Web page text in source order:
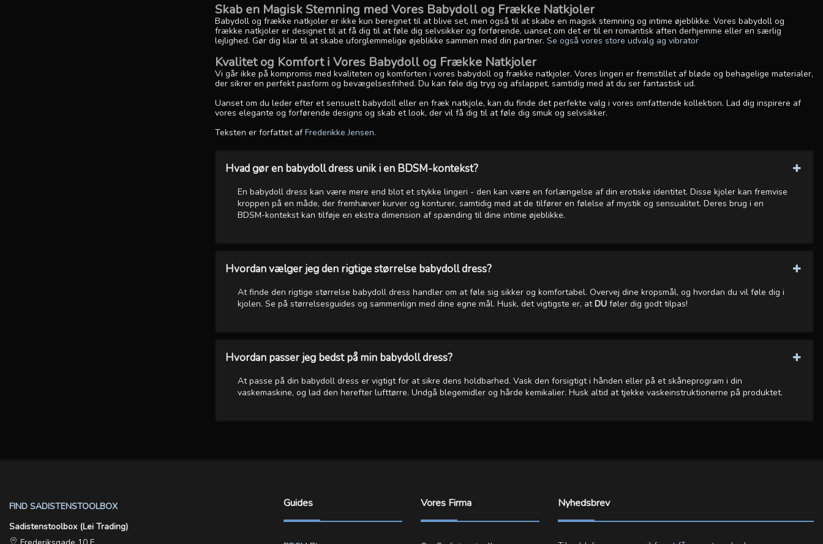
Skab en Magisk Stemning med Vores Babydoll og Frække Natkjoler
Babydoll og frække natkjoler er ikke kun beregnet til at blive set, men også til at skabe en magisk stemning og intime øjeblikke. Vores babydoll og
frække natkjoler er designet til at få dig til at føle dig selvsikker og forførende, uanset om det er til en romantisk aften derhjemme eller en særlig
lejlighed. Gør dig klar til at skabe uforglemmelige øjeblikke sammen med din partner. Se også vores store udvalg ag vibrator
Kvalitet og Komfort i Vores Babydoll og Frække Natkjoler
Vi går ikke på kompromis med kvaliteten og komforten i vores babydoll og frække natkjoler. Vores lingeri er fremstillet af bløde og behagelige materialer,
der sikrer en perfekt pasform og bevægelsesfrihed. Du kan føle dig tryg og afslappet, samtidig med at du ser fantastisk ud.
Uanset om du leder efter et sensuelt babydoll eller en fræk natkjole, kan du finde det perfekte valg i vores omfattende kollektion. Lad dig inspirere af
vores elegante og forførende designs og skab et look, der vil få dig til at føle dig smuk og selvsikker.
Teksten er forfattet afFrederikke Jensen.
Hvad gør en babydoll dress unik i en BDSM-kontekst?
En babydoll dress kan være mere end blot et stykke lingeri - den kan være en forlængelse af din erotiske identitet. Disse kjoler kan fremvise
kroppen på en måde, der fremhæver kurver og konturer, samtidig med at de tilfører en følelse af mystik og sensualitet. Deres brug i en
BDSM-kontekst kan tilføje en ekstra dimension af spænding til dine intime øjeblikke.
Hvordan vælger jeg den rigtige størrelse babydoll dress?
At finde den rigtige størrelse babydoll dress handler om at føle sig sikker og komfortabel. Overvej dine kropsmål, og hvordan du vil føle dig i
kjolen. Se på størrelsesguides og sammenlign med dine egne mål. Husk, det vigtigste er, atDU føler dig godt tilpas!
Hvordan passer jeg bedst på min babydoll dress?
At passe på din babydoll dress er vigtigt for at sikre dens holdbarhed. Vask den forsigtigt i hånden eller på et skåneprogram i din
vaskemaskine, og lad den herefter lufttørre. Undgå blegemidler og hårde kemikalier. Husk altid at tjekke vaskeinstruktionerne på produktet.
FIND SADISTENSTOOLBOX
Sadistenstoolbox (Lei Trading)
Guides Vores Firma Nyhedsbrev